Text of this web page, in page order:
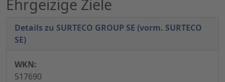
Ehrgeizige Ziele
Details zu SURTECO GROUP SE (vorm. SURTECO
SE)
WKN:
517690